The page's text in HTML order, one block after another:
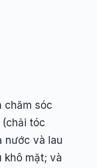
chăm sóc
tóc
nước và lau
khô mặt; và